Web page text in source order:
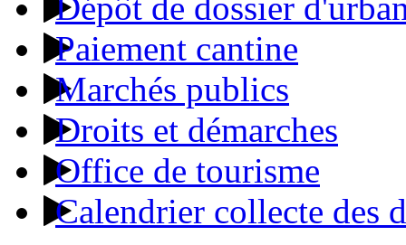
Paiement cantine
Marchés publics
Droits et démarches
Office de tourisme
Calendrier collecte des